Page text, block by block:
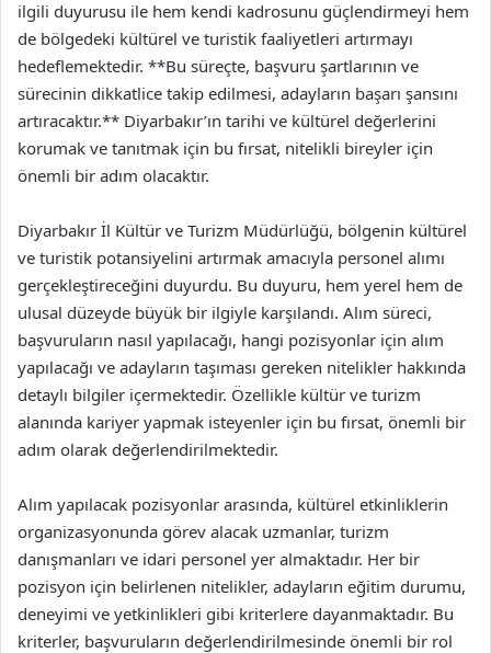
ilgili duyurusu ile hem kendi kadrosunu güçlendirmeyi hem
de bölgedeki kültürel ve turistik faaliyetleri artırmayı
hedeflemektedir. **Bu süreçte, başvuru şartlarının ve
sürecinin dikkatlice takip edilmesi, adayların başarı şansını
artıracaktır.** Diyarbakır’ın tarihi ve kültürel değerlerini
korumak ve tanıtmak için bu fırsat, nitelikli bireyler için
önemli bir adım olacaktır.
Diyarbakır İl Kültür ve Turizm Müdürlüğü, bölgenin kültürel
ve turistik potansiyelini artırmak amacıyla personel alımı
gerçekleştireceğini duyurdu. Bu duyuru, hem yerel hem de
ulusal düzeyde büyük bir ilgiyle karşılandı. Alım süreci,
başvuruların nasıl yapılacağı, hangi pozisyonlar için alım
yapılacağı ve adayların taşıması gereken nitelikler hakkında
detaylı bilgiler içermektedir. Özellikle kültür ve turizm
alanında kariyer yapmak isteyenler için bu fırsat, önemli bir
adım olarak değerlendirilmektedir.
Alım yapılacak pozisyonlar arasında, kültürel etkinliklerin
organizasyonunda görev alacak uzmanlar, turizm
danışmanları ve idari personel yer almaktadır. Her bir
pozisyon için belirlenen nitelikler, adayların eğitim durumu,
deneyimi ve yetkinlikleri gibi kriterlere dayanmaktadır. Bu
kriterler, başvuruların değerlendirilmesinde önemli bir rol